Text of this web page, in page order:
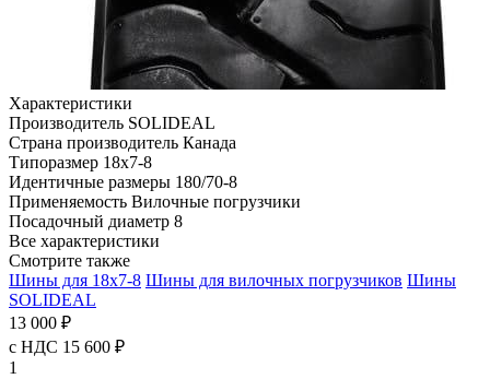
Характеристики
Производитель SOLIDEAL
Страна производитель Канада
Типоразмер 18x7-8
Идентичные размеры 180/70-8
Применяемость Вилочные погрузчики
Посадочный диаметр 8
Все характеристики
Смотрите также
Шины для 18x7-8 Шины для вилочных погрузчиков Шины
SOLIDEAL
13 000 ₽
с НДС 15 600 ₽
1